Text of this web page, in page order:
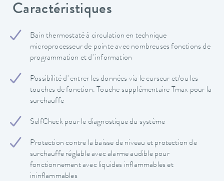
Caractéristiques
Bain thermostaté à circulation en technique
microprocesseur de pointe avec nombreuses fonctions de
programmation et d' information
Possibilité d' entrer les données via le curseur et/ou les
touches de fonction. Touche supplémentaire Tmax pour la
surchauffe
SelfCheck pour le diagnostique du système
Protection contre la baisse de niveau et protection de
surchauffe réglable avec alarme audible pour
fonctionnement avec liquides inflammables et
ininflammables